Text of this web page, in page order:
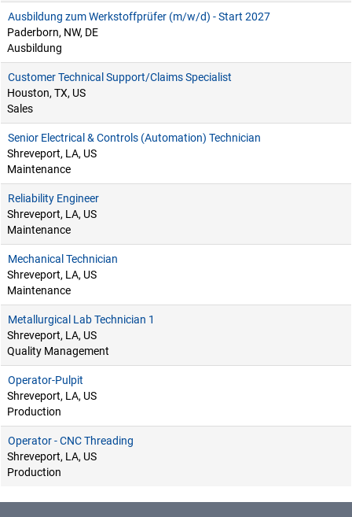
Ausbildung zum Werkstoffprüfer (m/w/d) - Start 2027
Paderborn, NW, DE
Ausbildung
Customer Technical Support/Claims Specialist
Houston, TX, US
Sales
Senior Electrical & Controls (Automation) Technician
Shreveport, LA, US
Maintenance
Reliability Engineer
Shreveport, LA, US
Maintenance
Mechanical Technician
Shreveport, LA, US
Maintenance
Metallurgical Lab Technician 1
Shreveport, LA, US
Quality Management
Operator-Pulpit
Shreveport, LA, US
Production
Operator - CNC Threading
Shreveport, LA, US
Production